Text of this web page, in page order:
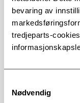
bevaring av
tredjeparts-
Nødvendig
Om